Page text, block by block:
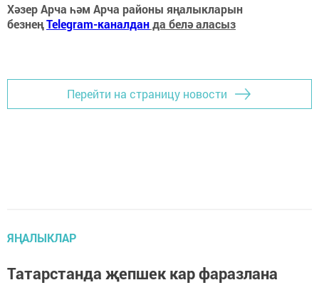
Хәзер Арча һәм Арча районы яңалыкларын
безнеңTelegram-каналданда белә аласыз
Перейти на страницу новости
ЯҢАЛЫКЛАР
Татарстанда җепшек кар фаразлана